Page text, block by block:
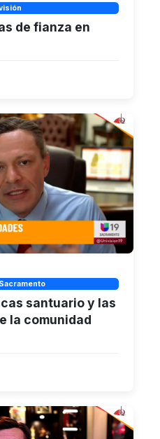
de fianza en
santuario y las
la comunidad